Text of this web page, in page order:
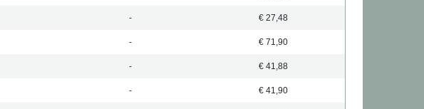
- € 27,48
- € 71,90
- € 41,88
- € 41,90